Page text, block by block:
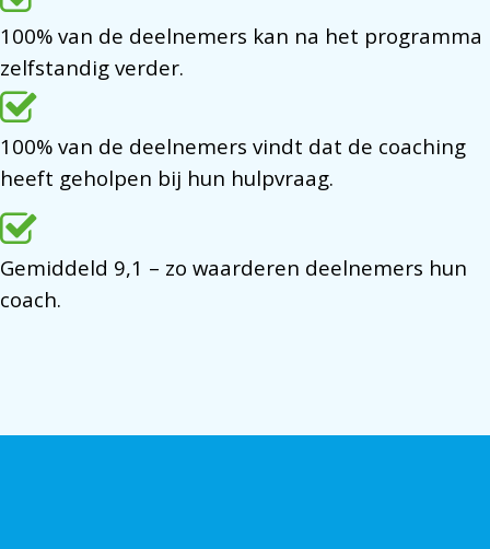
100% van de deelnemers kan na het programma
zelfstandig verder.
100% van de deelnemers vindt dat de coaching
heeft geholpen bij hun hulpvraag.
Gemiddeld 9,1 – zo waarderen deelnemers hun
coach.